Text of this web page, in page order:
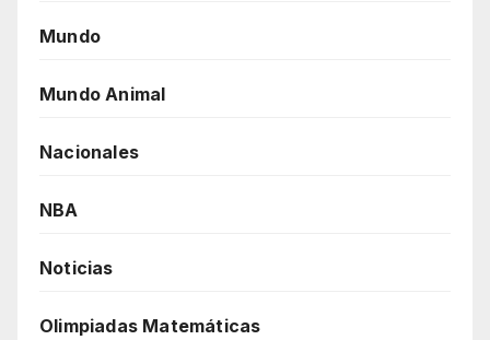
Mundo
Mundo Animal
Nacionales
NBA
Noticias
Olimpiadas Matemáticas